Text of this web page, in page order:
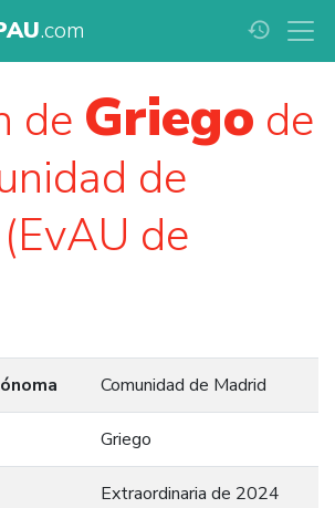
.com history
de Griego de
de
de
Comunidad de Madrid
Griego
Extraordinaria de 2024